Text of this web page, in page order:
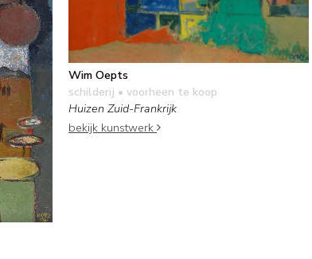
Wim Oepts
schilderij • voorheen te koop
Huizen Zuid-Frankrijk
bekijk kunstwerk